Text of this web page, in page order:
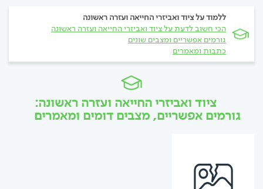
ללמוד על ציוד ואביזרי החייאה ועזרה ראשונה
הכי חשוב לדעת על ציוד ואביזרי החייאה ועזרה ראשונה
גורמים אפשריים ומצבים שונים
כתבות ומאמרים
ציוד ואביזרי החייאה ועזרה ראשונה:
גורמים אפשריים, מצבים דומים ומאמרים